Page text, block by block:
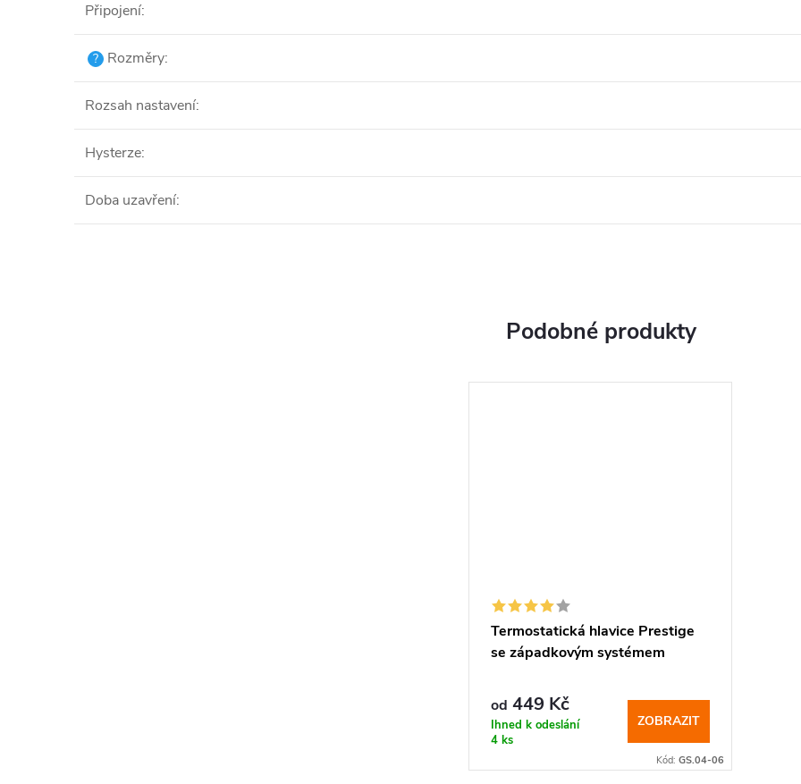
Připojení:
? Rozměry:
Rozsah nastavení:
Hysterze:
Doba uzavření:
Termostatická hlavice Prestige
se západkovým systémem
od 449 Kč
Ihned k odeslání
4 ks
ZOBRAZIT
Kód: GS.04-06